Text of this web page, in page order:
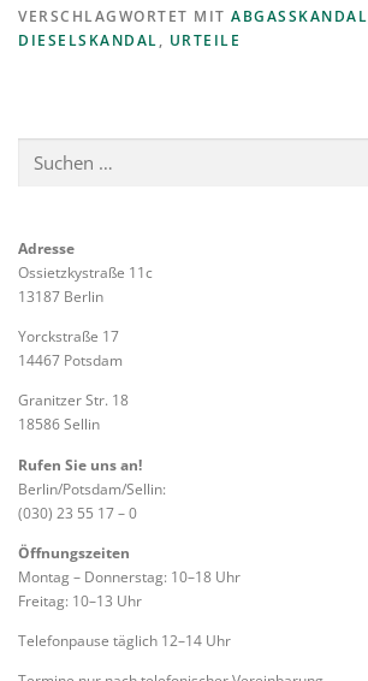
VERSCHLAGWORTET MIT ABGASSKANDAL
DIESELSKANDAL, URTEILE
nach:
Adresse
Ossietzkystraße 11c
13187 Berlin
Yorckstraße 17
14467 Potsdam
Granitzer Str. 18
18586 Sellin
Rufen Sie uns an!
Berlin/Potsdam/Sellin:
(030) 23 55 17 – 0
Öffnungszeiten
Montag – Donnerstag: 10–18 Uhr
Freitag: 10–13 Uhr
Telefonpause täglich 12–14 Uhr